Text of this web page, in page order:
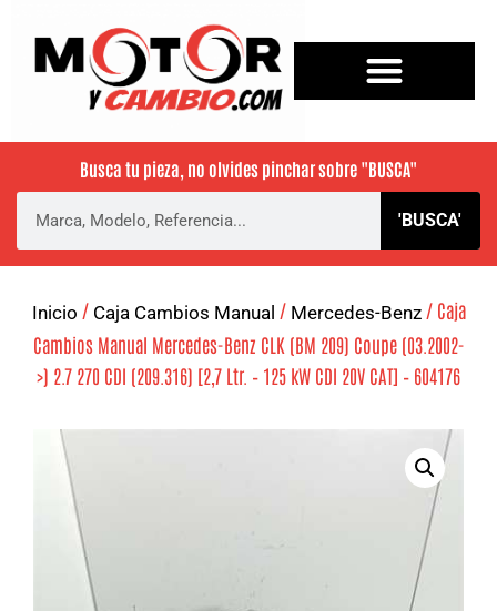
Busca tu pieza, no olvides pinchar sobre "BUSCA"
'BUSCA'
Inicio / Caja Cambios Manual / Mercedes-Benz/ Caja
Cambios Manual Mercedes-Benz CLK (BM 209) Coupe (03.2002-
>) 2.7 270 CDI (209.316) [2,7 Ltr. – 125 kW CDI 20V CAT] – 604176